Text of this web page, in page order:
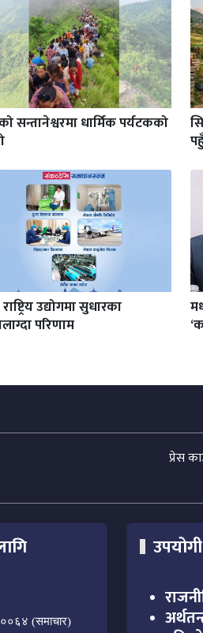
सन्तानेश्वरमा धार्मिक पर्यटकको
उद्योगमा सुधारका
परिणाम
प्रेस
(समाचार)